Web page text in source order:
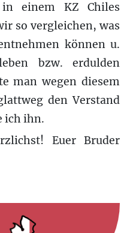
einem KZ Chiles
so vergleichen, was
können u.
bzw. erdulden
man wegen diesem
den Verstand
ich ihn.
Euer Bruder